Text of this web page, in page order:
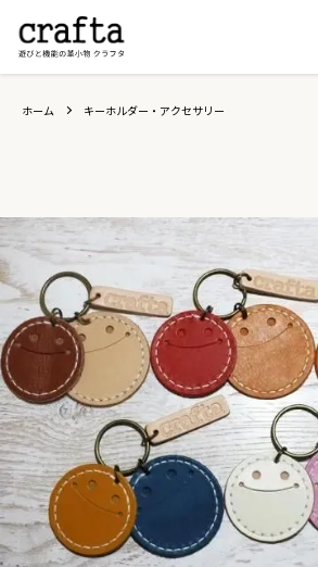
ホーム キーホルダー・アクセサリー